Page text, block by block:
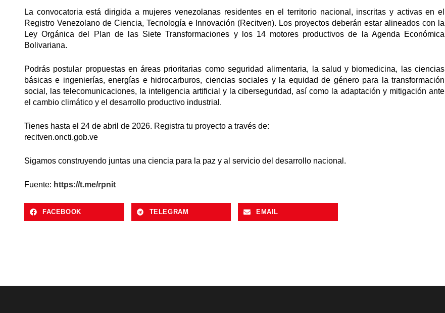
La convocatoria está dirigida a mujeres venezolanas residentes en el territorio nacional, inscritas y activas en el
Registro Venezolano de Ciencia, Tecnología e Innovación (Recitven). Los proyectos deberán estar alineados con la
Ley Orgánica del Plan de las Siete Transformaciones y los 14 motores productivos de la Agenda Económica
Bolivariana.
Podrás postular propuestas en áreas prioritarias como seguridad alimentaria, la salud y biomedicina, las ciencias
básicas e ingenierías, energías e hidrocarburos, ciencias sociales y la equidad de género para la transformación
social, las telecomunicaciones, la inteligencia artificial y la ciberseguridad, así como la adaptación y mitigación ante
el cambio climático y el desarrollo productivo industrial.
Tienes hasta el 24 de abril de 2026. Registra tu proyecto a través de:
recitven.oncti.gob.ve
Sigamos construyendo juntas una ciencia para la paz y al servicio del desarrollo nacional.
Fuente: https://t.me/rpnit
FACEBOOK TELEGRAM EMAIL